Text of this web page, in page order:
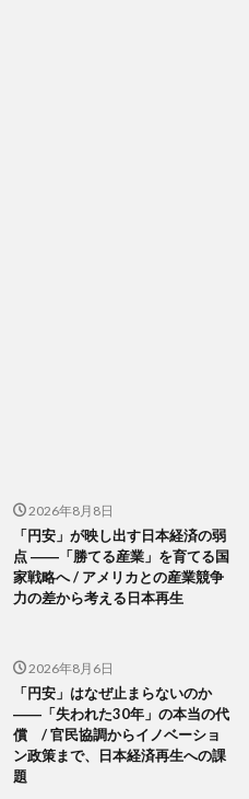
2026年8月8日
「円安」が映し出す日本経済の弱
点 ――「勝てる産業」を育てる国
家戦略へ / アメリカとの産業競争
力の差から考える日本再生
2026年8月6日
「円安」はなぜ止まらないのか
――「失われた30年」の本当の代
償 / 官民協調からイノベーショ
ン政策まで、日本経済再生への課
題